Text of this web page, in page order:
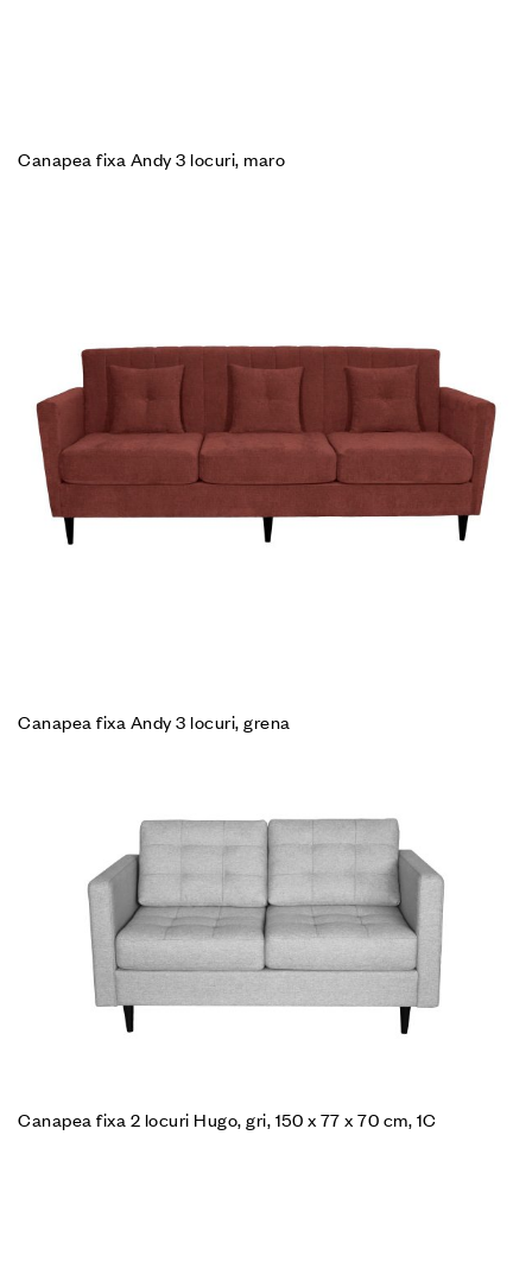
Canapea fixa Andy 3 locuri, maro
Canapea fixa Andy 3 locuri, grena
Canapea fixa 2 locuri Hugo, gri, 150 x 77 x 70 cm, 1C